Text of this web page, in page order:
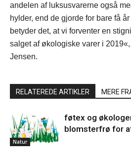
andelen af luksusvarerne også
hylder, end de gjorde for bare få
betyder det, at vi forventer en
salget af økologiske varer i
Jensen.
RELATEREDE ARTIKLER MERE
Natur
føtex og
blomsterfrø for